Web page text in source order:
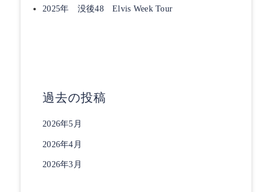
2025年 没後48 Elvis Week Tour
過去の投稿
2026年5月
2026年4月
2026年3月